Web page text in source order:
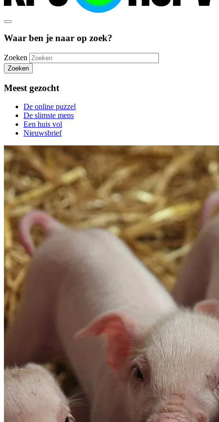
Waar ben je naar op zoek?
Zoeken
Zoeken
Meest gezocht
De online puzzel
De slimste mens
Een huis vol
Nieuwsbrief